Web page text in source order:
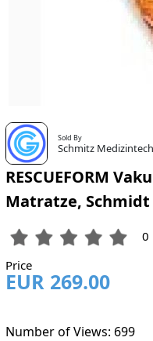
Sold By
Schmitz
RESCUEFORM
Matratze, Schmidt
0
Price
EUR 269.00
Number of Views: 699